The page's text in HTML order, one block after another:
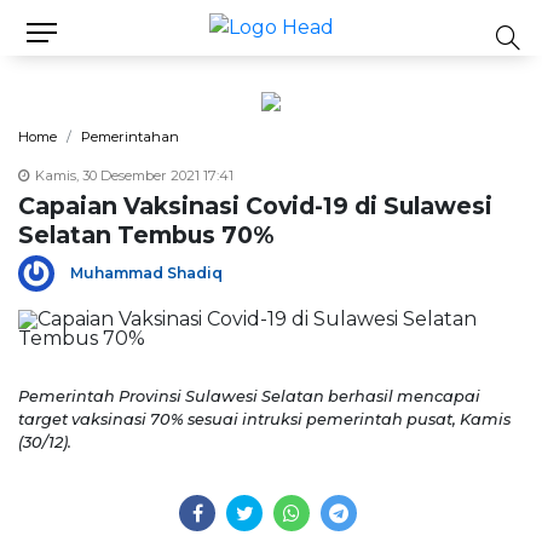
Home Pemerintahan
Kamis, 30 Desember 2021 17:41
Capaian Vaksinasi Covid-19 di Sulawesi
Selatan Tembus 70%
Muhammad Shadiq
Pemerintah Provinsi Sulawesi Selatan berhasil mencapai
target vaksinasi 70% sesuai intruksi pemerintah pusat, Kamis
(30/12).